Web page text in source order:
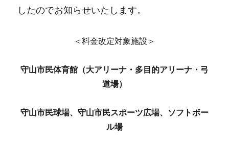
したのでお知らせいたします。
＜料金改定対象施設＞
守山市民体育館（大アリーナ・多目的アリーナ・弓
道場）
守山市民球場、守山市民スポーツ広場、ソフトボー
ル場